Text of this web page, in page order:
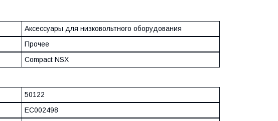
Аксессуары для низковольтного оборудования
Прочее
Compact NSX
50122
EC002498